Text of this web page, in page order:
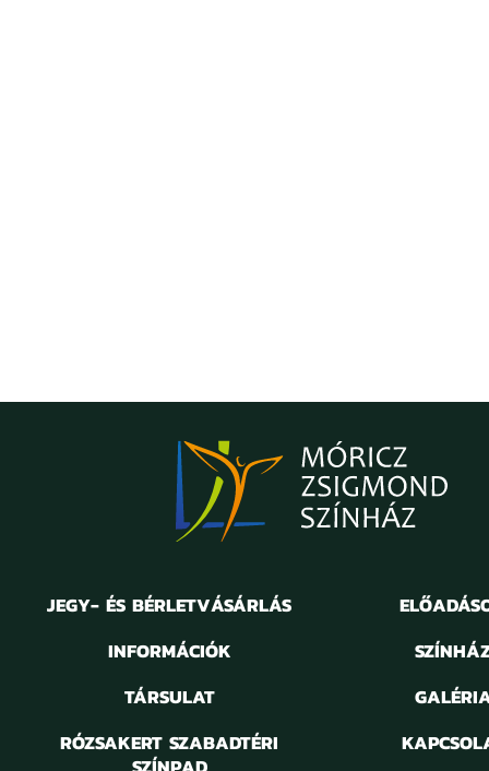
JEGY- ÉS BÉRLETVÁSÁRLÁS
INFORMÁCIÓK
TÁRSULAT
RÓZSAKERT SZABADTÉRI